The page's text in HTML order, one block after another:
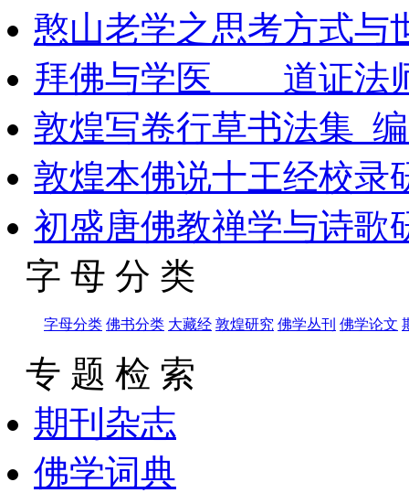
憨山老学之思考方式与
拜佛与学医 道证法
敦煌写卷行草书法集_
敦煌本佛说十王经校录
初盛唐佛教禅学与诗歌
字 母 分 类
字母分类 佛书分类 大藏经 敦煌研究 佛学丛刊 佛学论文
专 题 检 索
期刊杂志
佛学词典